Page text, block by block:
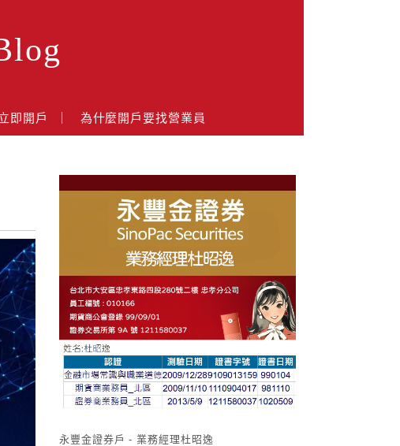
即開戶 為什麼開戶要找營業員
永豐金證券戶 - 業務經理杜昭逸